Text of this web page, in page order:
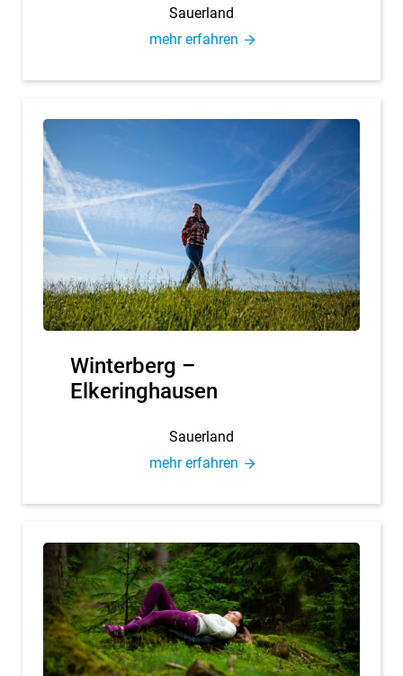
Sau­er­land
mehr er­fah­ren
Win­ter­berg –
Elkeringhausen
Sau­er­land
mehr er­fah­ren